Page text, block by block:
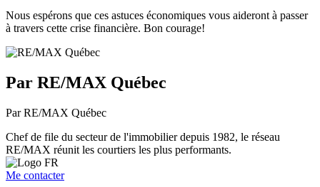
Nous espérons que ces astuces économiques vous aideront à passer
à travers cette crise financière. Bon courage!
Par RE/MAX Québec
Par RE/MAX Québec
Chef de file du secteur de l'immobilier depuis 1982, le réseau
RE/MAX réunit les courtiers les plus performants.
Me contacter